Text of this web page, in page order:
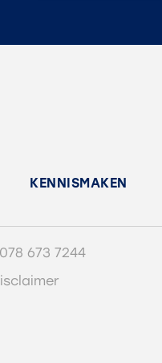
KENNISMAKEN
078 673 7244